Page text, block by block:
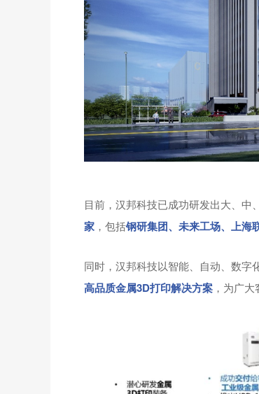
目前，汉邦科技已成功研发出大、中
家 ，包括钢研集团、未来工场、上海
同时，汉邦科技以智能、自动、数字
高品质金属3D打印解决方案 ，为广